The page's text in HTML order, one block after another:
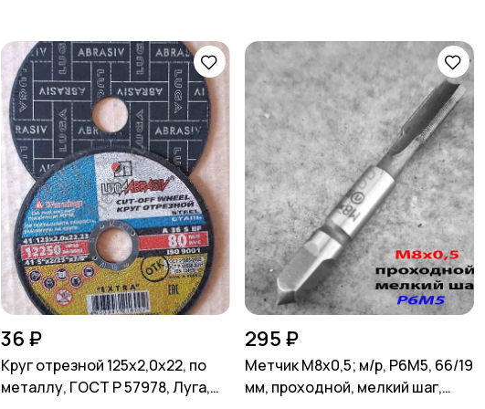
36 ₽
Круг отрезной 125х2,0х22, по
металлу, ГОСТ Р 57978, Луга,
295 ₽
Метчик М8х0,5; м/р, Р6М5, 66/19
мм, проходной, мелкий шаг,